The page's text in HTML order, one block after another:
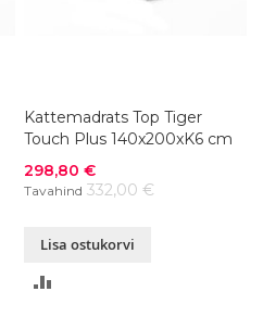
Kattemadrats Top Tiger
Touch Plus 140x200xK6 cm
Soodushind
298,80 €
Tavahind 332,00 €
Lisa ostukorvi